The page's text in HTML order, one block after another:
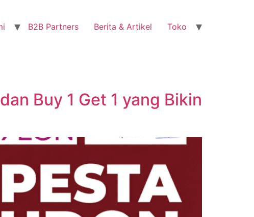
B2B Partners Berita & Artikel Toko
Buy 1 Get 1 yang Bikin